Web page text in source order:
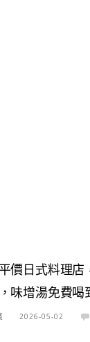
價日式料理店
味增湯免費喝
2026-05-02